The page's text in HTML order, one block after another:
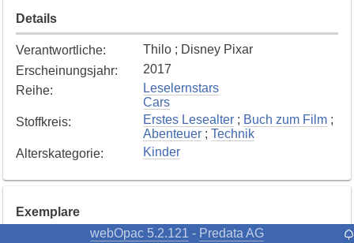
Details
Verantwortliche:
Thilo ; Disney Pixar
Erscheinungsjahr:
2017
Reihe:
Leselernstars
Cars
Stoffkreis: Erstes Lesealter ; Buch zum Film ;
Abenteuer ; Technik
Alterskategorie: Kinder
Exemplare
webOpac 5.2.121 - Predata AG